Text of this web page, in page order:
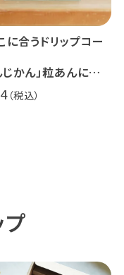
に合うドリップコー
じかん」粒あんに合う
杯分